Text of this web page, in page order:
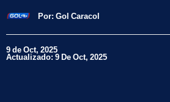
Por: Gol Caracol
9 de Oct, 2025
Actualizado: 9 De Oct, 2025